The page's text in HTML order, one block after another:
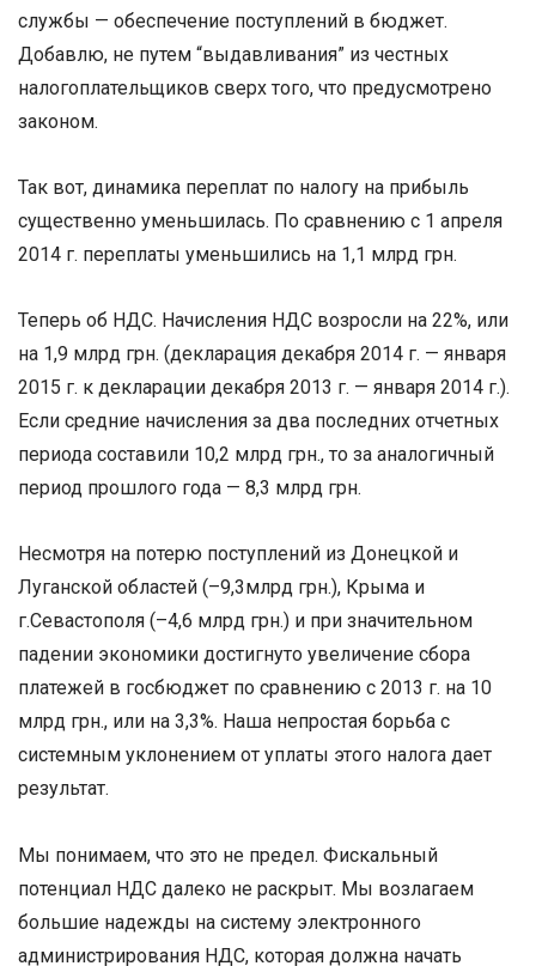
службы — обеспечение поступлений в бюджет.
Добавлю, не путем “выдавливания” из честных
налогоплательщиков сверх того, что предусмотрено
законом.
Так вот, динамика переплат по налогу на прибыль
существенно уменьшилась. По сравнению с 1 апреля
2014 г. переплаты уменьшились на 1,1 млрд грн.
Теперь об НДС. Начисления НДС возросли на 22%, или
на 1,9 млрд грн. (декларация декабря 2014 г. — января
2015 г. к декларации декабря 2013 г. — января 2014 г.).
Если средние начисления за два последних отчетных
периода составили 10,2 млрд грн., то за аналогичный
период прошлого года — 8,3 млрд грн.
Несмотря на потерю поступлений из Донецкой и
Луганской областей (–9,3млрд грн.), Крыма и
г.Севастополя (–4,6 млрд грн.) и при значительном
падении экономики достигнуто увеличение сбора
платежей в госбюджет по сравнению с 2013 г. на 10
млрд грн., или на 3,3%. Наша непростая борьба с
системным уклонением от уплаты этого налога дает
результат.
Мы понимаем, что это не предел. Фискальный
потенциал НДС далеко не раскрыт. Мы возлагаем
большие надежды на систему электронного
администрирования НДС, которая должна начать